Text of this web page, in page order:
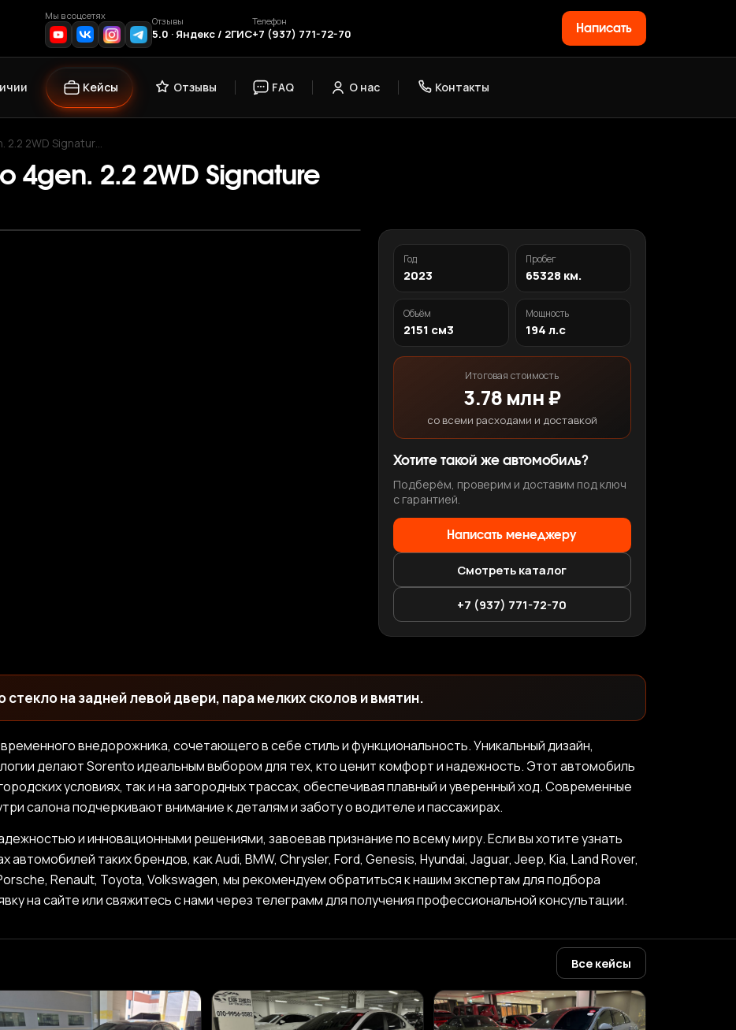
Мы в соцсетях Отзывы
5.0 · Яндекс / 2ГИС
Телефон
+7 (937) 771-72-70 Написать
Кейсы Отзывы FAQ О нас Контакты
2.2 2WD Signatur…
4gen. 2.2 2WD Signature
›
Год
2023
Пробег
65328 км.
Объём
2151 см3
Мощность
194 л.с
Итоговая стоимость
3.78 млн ₽
со всеми расходами и доставкой
Хотите такой же автомобиль?
Подберём, проверим и доставим под ключ
с гарантией.
Написать менеджеру
Смотреть каталог
+7 (937) 771-72-70
на задней левой двери, пара мелких сколов и вмятин.
внедорожника, сочетающего в себе стиль и функциональность. Уникальный дизайн,
делают Sorento идеальным выбором для тех, кто ценит комфорт и надежность. Этот автомобиль
условиях, так и на загородных трассах, обеспечивая плавный и уверенный ход. Современные
салона подчеркивают внимание к деталям и заботу о водителе и пассажирах.
и инновационными решениями, завоевав признание по всему миру. Если вы хотите узнать
таких брендов, как Audi, BMW, Chrysler, Ford, Genesis, Hyundai, Jaguar, Jeep, Kia, Land Rover,
Renault, Toyota, Volkswagen, мы рекомендуем обратиться к нашим экспертам для подбора
на сайте или свяжитесь с нами через телеграмм для получения профессиональной консультации.
Все кейсы